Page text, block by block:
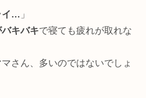
イ… 」
キバキで寝ても疲れが取れな
さん、多いのではないでしょ